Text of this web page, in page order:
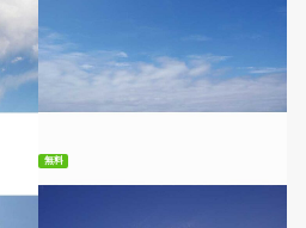
無料ダウンロード
無料